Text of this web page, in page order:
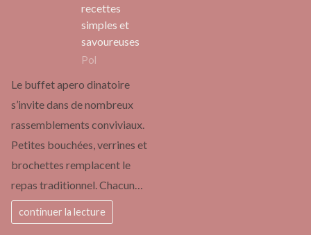
recettes
simples et
savoureuses
Pol
Le buffet apero dinatoire
s’invite dans de nombreux
rassemblements conviviaux.
Petites bouchées, verrines et
brochettes remplacent le
repas traditionnel. Chacun…
continuer la lecture